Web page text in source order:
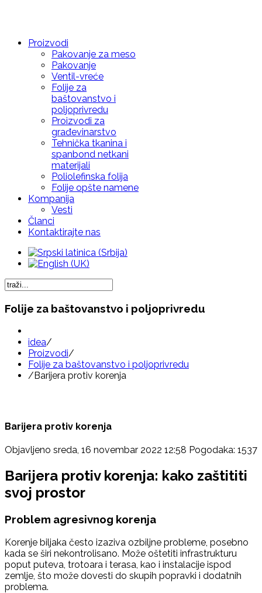
Proizvodi
Pakovanje za meso
Pakovanje
Ventil-vreće
Folije za
baštovanstvo i
poljoprivredu
Proizvodi za
građevinarstvo
Tehnička tkanina i
spanbond netkani
materijali
Poliolefinska folija
Folije opšte namene
Kompanija
Vesti
Članci
Kontaktirajte nas
Folije za baštovanstvo i poljoprivredu
idea/
Proizvodi/
Folije za baštovanstvo i poljoprivredu
/ Barijera protiv korenja
Barijera protiv korenja
Objavljeno sreda, 16 novembar 2022 12:58 Pogodaka: 1537
Barijera protiv korenja: kako zaštititi
svoj prostor
Problem agresivnog korenja
Korenje biljaka često izaziva ozbiljne probleme, posebno
kada se širi nekontrolisano. Može oštetiti infrastrukturu
poput puteva, trotoara i terasa, kao i instalacije ispod
zemlje, što može dovesti do skupih popravki i dodatnih
problema.